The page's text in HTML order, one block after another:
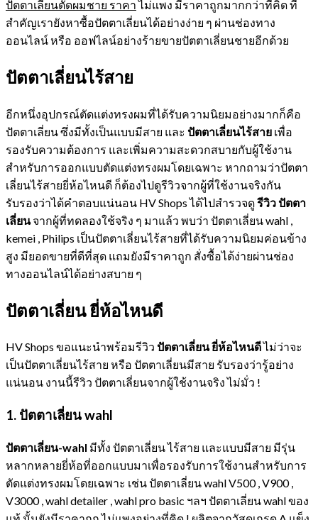
ปัตตาเลี่ยนตัดผมชาย ราคาไม่แพง มีราคาถูกมากกว่าที่คิด ที่
สำคัญเรายังหาซื้อปัตตาเลี่ยนได้อย่างง่าย ๆ ผ่านช่องทาง
ออนไลน์ หรือ ออฟไลน์อย่างร้ายขายปัตตาเลี่ยนชายอีกด้วย
ปัตตาเลี่ยนไร้สาย
อีกหนึ่งอุปกรณ์ตัดแต่งทรงผมที่ได้รับความนิยมอย่างมากก็คือ
ปัตตาเลี่ยน ซึ่งมีทั้งเป็นแบบมีสาย และ ปัตตาเลี่ยนไร้สาย เพื่อ
รองรับความต้องการ และเพิ่มความสะดวกสบายกับผู้ใช้งาน
สำหรับการออกแบบตัดแต่งทรงผมโดยเฉพาะ หากถามว่าปัตตา
เลี่ยนไร้สายยี่ห้อไหนดี ก็ต้องไปดูรีวิวจากผู้ที่ใช้งานจริงกัน
รับรองว่าได้คำตอบแน่นอน HV Shops ได้ไปสำรวจดูรีวิว ปัตตา
เลี่ยนจากผู้ที่ทดลองใช้จริง ๆ มาแล้ว พบว่า ปัตตาเลี่ยน wahl ,
kemei , Philips เป็นปัตตาเลี่ยนไร้สายที่ได้รับความนิยมค่อนข้าง
สูง มียอดขายที่ดีที่สุด แถมยังมีราคาถูก สั่งซื้อได้ง่ายผ่านช่อง
ทางออนไลน์ได้อย่างสบาย ๆ
ปัตตาเลี่ยน ยี่ห้อไหนดี
HV Shops ขอแนะนำพร้อมรีวิว ปัตตาเลี่ยน ยี่ห้อไหนดีไม่ว่าจะ
เป็นปัตตาเลี่ยนไร้สาย หรือ ปัตตาเลี่ยนมีสาย รับรองว่ารู้อย่าง
แน่นอน งานนี้รีวิว ปัตตาเลี่ยนจากผู้ใช้งานจริง ไม่มั่ว !
1. ปัตตาเลี่ยนwahl
ปัตตาเลี่ยน-wahl มีทั้ง ปัตตาเลี่ยน ไร้สาย และแบบมีสาย มีรุ่น
หลากหลายยี่ห้อที่ออกแบบมาเพื่อรองรับการใช้งานสำหรับการ
ตัดแต่งทรงผมโดยเฉพาะ เช่น ปัตตาเลี่ยน wahl V500 , V900 ,
V3000 , wahl detailer , wahl pro basic ฯลฯ ปัตตาเลี่ยน wahl ของ